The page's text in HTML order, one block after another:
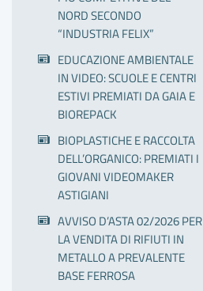
NORD SECONDO
“INDUSTRIA FELIX”
EDUCAZIONE AMBIENTALE
IN VIDEO: SCUOLE E CENTRI
ESTIVI PREMIATI DA GAIA E
BIOREPACK
BIOPLASTICHE E RACCOLTA
DELL’ORGANICO: PREMIATI I
GIOVANI VIDEOMAKER
ASTIGIANI
AVVISO D’ASTA 02/2026 PER
LA VENDITA DI RIFIUTI IN
METALLO A PREVALENTE
BASE FERROSA